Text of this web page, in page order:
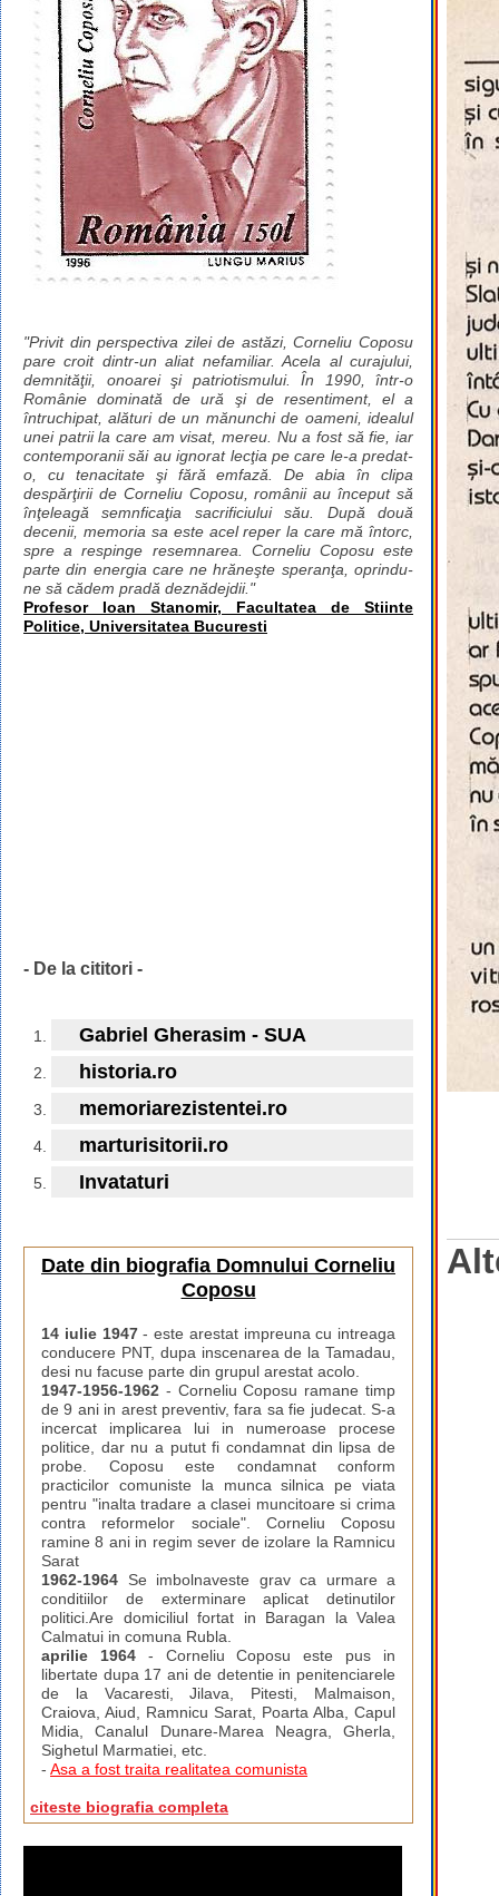
"Privit din perspectiva zilei de astăzi, Corneliu Coposu
pare croit dintr-un aliat nefamiliar. Acela al curajului,
demnităţii, onoarei şi patriotismului. În 1990, într-o
Românie dominată de ură şi de resentiment, el a
întruchipat, alături de un mănunchi de oameni, idealul
unei patrii la care am visat, mereu. Nu a fost să fie, iar
contemporanii săi au ignorat lecţia pe care le-a predat-
o, cu tenacitate şi fără emfază. De abia în clipa
despărţirii de Corneliu Coposu, românii au început să
înţeleagă semnficaţia sacrificiului său. După două
decenii, memoria sa este acel reper la care mă întorc,
spre a respinge resemnarea. Corneliu Coposu este
parte din energia care ne hrăneşte speranţa, oprindu-
ne să cădem pradă deznădejdii."
Profesor Ioan Stanomir, Facultatea de Stiinte
Politice, Universitatea Bucuresti
- De la cititori -
Gabriel Gherasim - SUA
historia.ro
memoriarezistentei.ro
marturisitorii.ro
Invataturi
Date din biografia Domnului Corneliu
Coposu
14 iulie 1947- este arestat impreuna cu intreaga
conducere PNT, dupa inscenarea de la Tamadau,
desi nu facuse parte din grupul arestat acolo.
1947-1956-1962 - Corneliu Coposu ramane timp
de 9 ani in arest preventiv, fara sa fie judecat. S-a
incercat implicarea lui in numeroase procese
politice, dar nu a putut fi condamnat din lipsa de
probe. Coposu este condamnat conform
practicilor comuniste la munca silnica pe viata
pentru "inalta tradare a clasei muncitoare si crima
contra reformelor sociale". Corneliu Coposu
ramine 8 ani in regim sever de izolare la Ramnicu
Sarat
1962-1964 Se imbolnaveste grav ca urmare a
conditiilor de exterminare aplicat detinutilor
politici.Are domiciliul fortat in Baragan la Valea
Calmatui in comuna Rubla.
aprilie 1964- Corneliu Coposu este pus in
libertate dupa 17 ani de detentie in penitenciarele
de la Vacaresti, Jilava, Pitesti, Malmaison,
Craiova, Aiud, Ramnicu Sarat, Poarta Alba, Capul
Midia, Canalul Dunare-Marea Neagra, Gherla,
Sighetul Marmatiei, etc.
- Asa a fost traita realitatea comunista
citeste biografia completa